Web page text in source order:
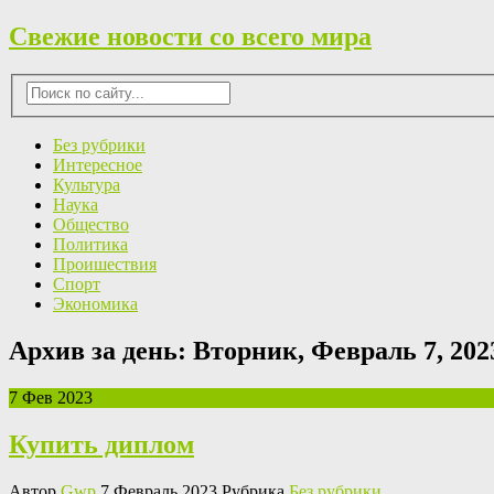
Свежие новости со всего мира
Без рубрики
Интересное
Культура
Наука
Общество
Политика
Проишествия
Спорт
Экономика
Архив за день: Вторник, Февраль 7,
7 Фев 2023
Купить диплом